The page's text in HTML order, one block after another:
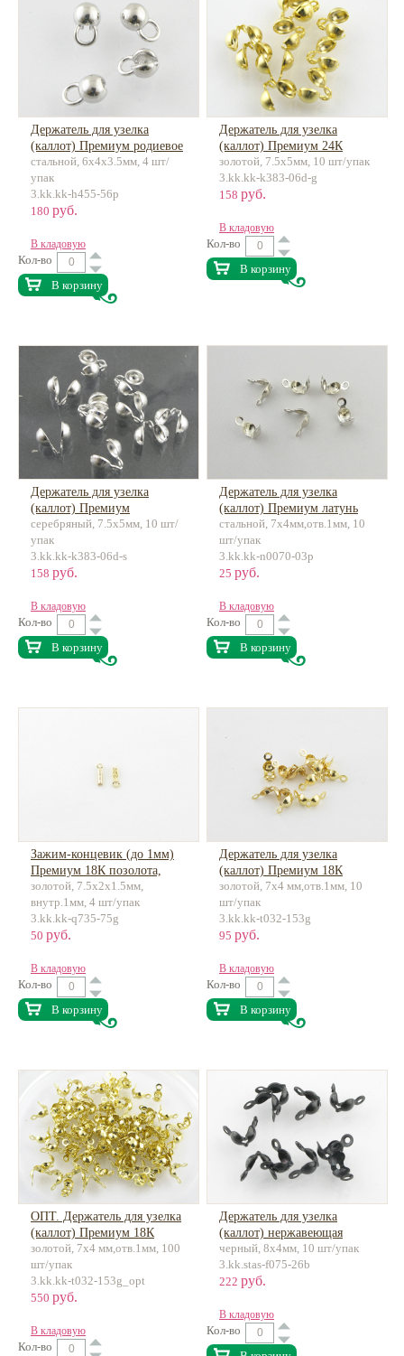
Держатель для узелка
(каллот) Премиум родиевое
покрытие, латунь
стальной, 6x4x3.5мм, 4 шт/
упак
3.kk.kk-h455-56p
180 руб.
В кладовую
Кол-во
В корзину
Держатель для узелка
(каллот) Премиум 24К
позолота, латунь
золотой, 7.5x5мм, 10 шт/упак
3.kk.kk-k383-06d-g
158 руб.
В кладовую
Кол-во
В корзину
Держатель для узелка
(каллот) Премиум
посеребрение, латунь
серебряный, 7.5x5мм, 10 шт/
упак
3.kk.kk-k383-06d-s
158 руб.
В кладовую
Кол-во
В корзину
Держатель для узелка
(каллот) Премиум латунь
стальной, 7х4мм,отв.1мм, 10
шт/упак
3.kk.kk-n0070-03p
25 руб.
В кладовую
Кол-во
В корзину
Зажим-концевик (до 1мм)
Премиум 18К позолота,
латунь
золотой, 7.5х2х1.5мм,
внутр.1мм, 4 шт/упак
3.kk.kk-q735-75g
50 руб.
В кладовую
Кол-во
В корзину
Держатель для узелка
(каллот) Премиум 18К
позолота, латунь
золотой, 7x4 мм,отв.1мм, 10
шт/упак
3.kk.kk-t032-153g
95 руб.
В кладовую
Кол-во
В корзину
ОПТ. Держатель для узелка
(каллот) Премиум 18К
позолота, латунь
золотой, 7x4 мм,отв.1мм, 100
шт/упак
3.kk.kk-t032-153g_opt
550 руб.
В кладовую
Кол-во
Держатель для узелка
(каллот) нержавеющая
сталь
черный, 8x4мм, 10 шт/упак
3.kk.stas-f075-26b
222 руб.
В кладовую
Кол-во